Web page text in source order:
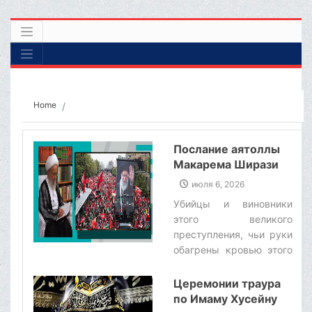
Home
Послание аятоллы
Макарема Ширази
по случаю похорон
аятоллы Хаменеи
июля 6, 2026
Убийцы и виновники
этого великого
преступления, чьи руки
обагрены кровью этого
командиров,
беззащитных людей и
Церемонии траура
по Имаму Хусейну